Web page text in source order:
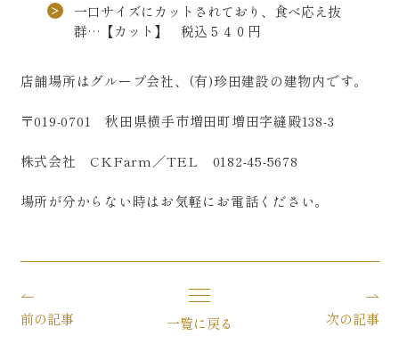
一口サイズにカットされており、食べ応え抜
群…【カット】 税込５４０円
店舗場所はグループ会社、(有)珍田建設の建物内です。
〒019-0701 秋田県横手市増田町増田字縫殿138-3
株式会社 CKFarm／TEL 0182-45-5678
場所が分からない時はお気軽にお電話ください。
前の記事 一覧に戻る 次の記事